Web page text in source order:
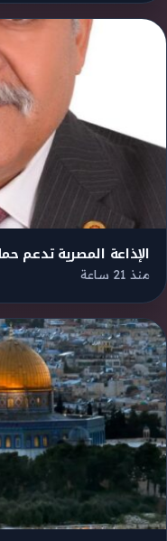
الإذاعة المصرية تدعم
منذ 21 ساعة